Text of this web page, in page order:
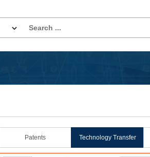
Patents Technology Transfer